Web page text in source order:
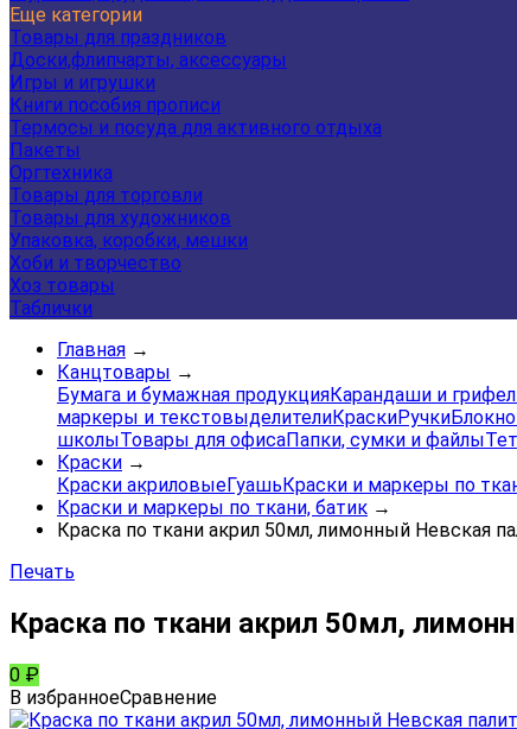
Еще категории
Товары для праздников
Доски,флипчарты, аксессуары
Игры и игрушки
Книги пособия прописи
Термосы и посуда для активного отдыха
Пакеты
Оргтехника
Товары для торговли
Товары для художников
Упаковка, коробки, мешки
Хоби и творчество
Хоз товары
Таблички
Главная →
Канцтовары →
Бумага и бумажная продукцияКарандаши и
маркеры и текстовыделителиКраскиРучки
школыТовары для офисаПапки, сумки и файлы
Краски →
Краски акриловыеГуашьКраски и маркеры по
Краски и маркеры по ткани, батик →
Краска по ткани акрил 50мл, лимонный Невская
Печать
Краска по ткани акрил 50мл,
0 ₽
В избранноеСравнение